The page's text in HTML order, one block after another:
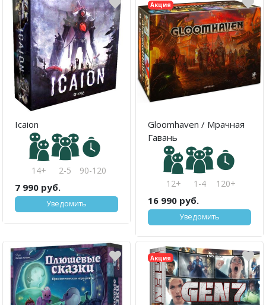
Icaion
14+ 2-5 90-120
7 990 руб.
Уведомить
Акция
Gloomhaven / Мрачная
Гавань
12+ 1-4 120+
16 990 руб.
Уведомить
Акция